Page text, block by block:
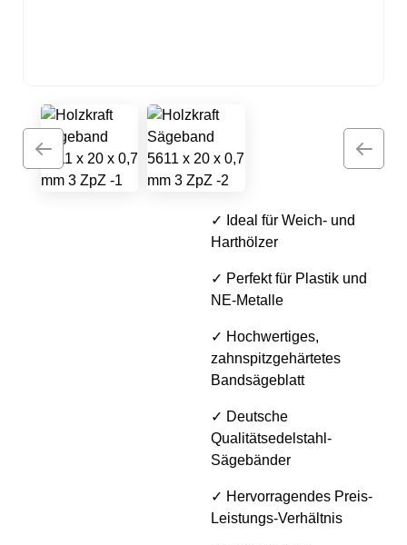
✓ Ideal für Weich- und
Harthölzer
✓ Perfekt für Plastik und
NE-Metalle
✓ Hochwertiges,
zahnspitzgehärtetes
Bandsägeblatt
✓ Deutsche
Qualitätsedelstahl-
Sägebänder
✓ Hervorragendes Preis-
Leistungs-Verhältnis